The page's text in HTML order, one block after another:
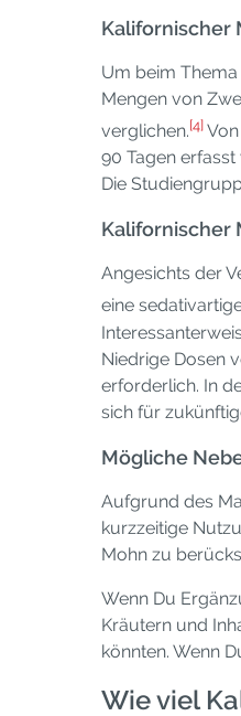
Kalifornischer
Um beim
Mengen von
verglichen.[4]
90 Tagen
Die
Kalifornischer
Angesichts der
eine
Niedrige Dosen
erforderlich. In
sich für
Mögliche
Aufgrund des
kurzzeitige
Mohn zu
Wenn Du
Kräutern und
könnten. Wenn
Wie viel